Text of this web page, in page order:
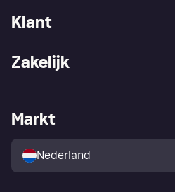
Klant
Winkeloverzicht
Kopersbescherming voor
consumenten
Zakelijk
Zakelijke login
Markt
Nederland